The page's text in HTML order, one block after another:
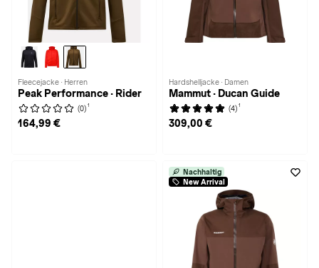
Fleecejacke · Herren
Peak Performance · Rider
(0) 1
164,99 €
Hardshelljacke · Damen
Mammut · Ducan Guide
(4) 1
309,00 €
Nachhaltig
New Arrival